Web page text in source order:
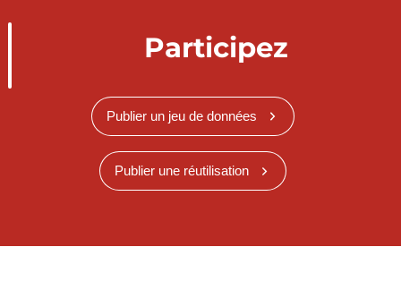
Participez
Publier un jeu de données
Publier une réutilisation